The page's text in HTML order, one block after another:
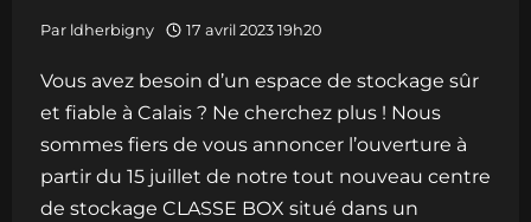
Par ldherbigny 17 avril 2023 19h20
Vous avez besoin d’un espace de stockage sûr
et fiable à Calais ? Ne cherchez plus ! Nous
sommes fiers de vous annoncer l’ouverture à
partir du 15 juillet de notre tout nouveau centre
de stockage CLASSE BOX situé dans un